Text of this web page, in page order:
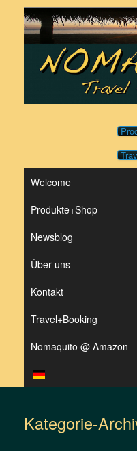
springen
Welcome
Produkte+Shop
Newsblog
Über uns
Kontakt
Travel+Booking
Nomaquito @ Amazon
Kategorie-